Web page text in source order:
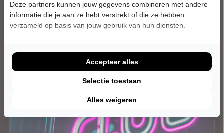
Deze partners kunnen jouw gegevens combineren met andere
informatie die je aan ze hebt verstrekt of die ze hebben
verzameld op basis van jouw gebruik van hun diensten.
Alles weigeren
Selectie toestaan
Accepteer alles